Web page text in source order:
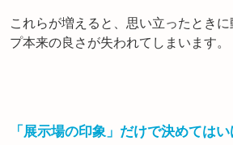
これらが増えると、思い立ったとき
プ本来の良さが失われてしまいます。
「展示場の印象」だけで決めては